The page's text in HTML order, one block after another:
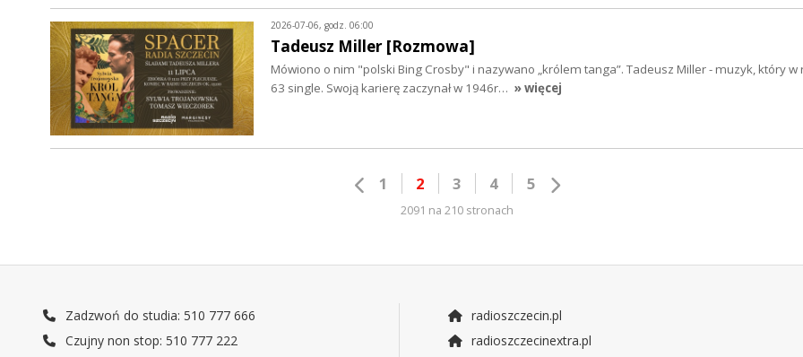
2026-07-06, godz. 06:00
Tadeusz Miller [Rozmowa]
Mówiono o nim "polski Bing Crosby" i nazywano „królem tanga”. Tadeusz Miller - muzyk, który w
63 single. Swoją karierę zaczynał w 1946r… » więcej
1 2 3 4 5
2091 na 210 stronach
Zadzwoń do studia: 510 777 666
Czujny non stop: 510 777 222
radioszczecin.pl
radioszczecinextra.pl